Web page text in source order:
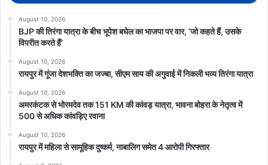
August 10, 2026
BJP की तिरंगा यात्रा के बीच भूपेश बघेल का भाजपा पर वार, ‘जो कहते हैं, उसके
विपरीत करते हैं’
August 10, 2026
रायपुर में गूंजा देशभक्ति का जज्बा, सीएम साय की अगुवाई में निकली भव्य तिरंगा यात्रा
August 10, 2026
अमरकंटक से भोरमदेव तक 151 KM की कांवड़ यात्रा, भावना बोहरा के नेतृत्व में
500 से अधिक कांवड़िए रवाना
August 10, 2026
रायपुर में महिला से सामूहिक दुष्कर्म, नाबालिग समेत 4 आरोपी गिरफ्तार